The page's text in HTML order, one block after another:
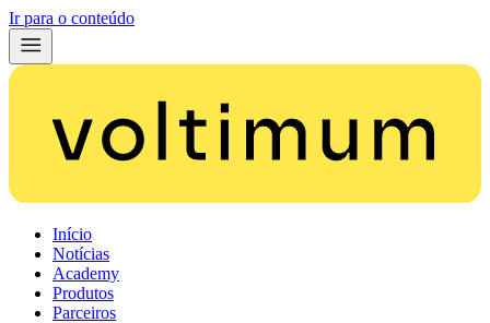
Ir para o conteúdo
Início
Notícias
Academy
Produtos
Parceiros